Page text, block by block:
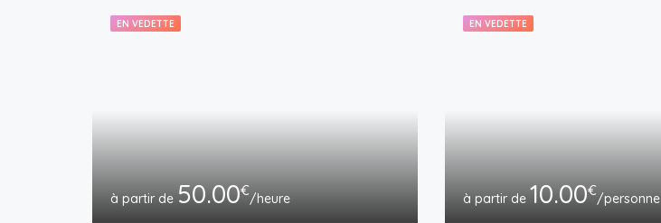
EN VEDETTE
50.00€/heure
EN VEDETTE
10.00€/personne